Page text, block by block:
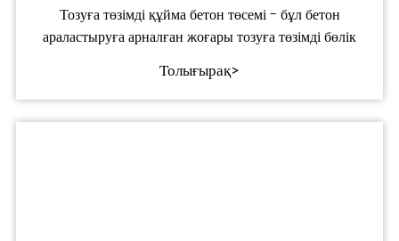
Тозуға төзімді құйма бетон төсемі - бұл бетон
араластыруға арналған жоғары тозуға төзімді бөлік
Толығырақ>